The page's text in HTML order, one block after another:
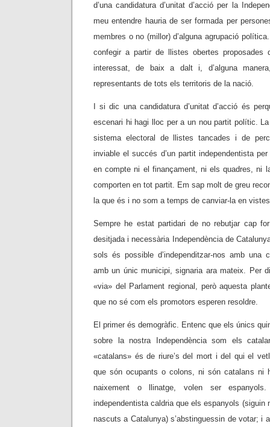
d’una candidatura d’unitat d’acció per la
meu entendre hauria de ser formada per
membres o no (millor) d’alguna agrupació
confegir a partir de llistes obertes
interessat, de baix a dalt i, d’alguna
representants de tots els territoris de la nació.
I si dic una candidatura d’unitat d’acció és
escenari hi hagi lloc per a un nou partit polític.
sistema electoral de llistes tancades i de
inviable el succés d’un partit independentista
en compte ni el finançament, ni els quadres, ni
comporten en tot partit. Em sap molt de greu
la que és i no som a temps de canviar-la en
Sempre he estat partidari de no rebutjar cap
desitjada i necessària Independència de
sols és possible d’independitzar-nos amb una
amb un únic municipi, signaria ara mateix. Per
«via» del Parlament regional, però aquesta
que no sé com els promotors esperen resoldre.
El primer és demogràfic. Entenc que els únics
sobre la nostra Independència som els
«catalans» és de riure’s del mort i del qui el
que són ocupants o colons, ni són catalans ni
naixement o llinatge, volen ser espanyols.
independentista caldria que els espanyols (siguin
nascuts a Catalunya) s’abstinguessin de votar; i